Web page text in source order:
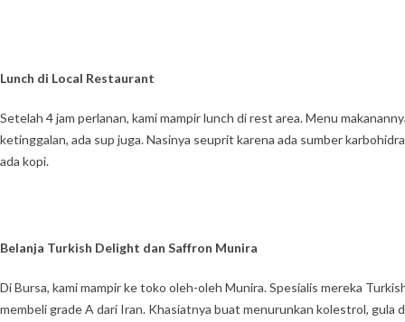
Lunch di Local Restaurant
Setelah 4 jam perlanan, kami mampir lunch di rest area. Menu
ketinggalan, ada sup juga. Nasinya seuprit karena ada sumber
ada kopi.
Belanja Turkish Delight dan Saffron Munira
Di Bursa, kami mampir ke toko oleh-oleh Munira. Spesialis mereka
membeli grade A dari Iran. Khasiatnya buat menurunkan kolestrol, gula